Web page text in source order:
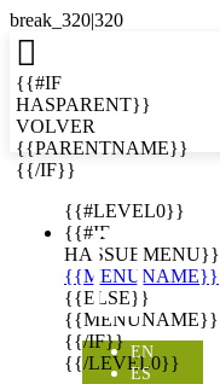

{{#IF
HASPARENT}}
VOLVER
{{PARENTNAME}}
{{/IF}}
{{#LEVEL0}}
{{#IF
HASSUBMENU}}
{{MENUNAME}}
{{ELSE}}
{{MENUNAME}}
{{/IF}}
{{/LEVEL0}}

EN
ES